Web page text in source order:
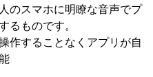
のスマホに明瞭な音声でプ
るものです。
作することなくアプリが自